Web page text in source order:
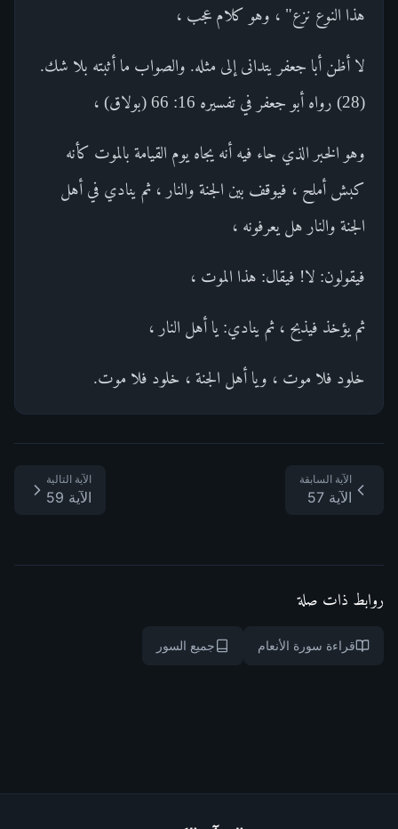
هذا النوع نزع" ، وهو كلام عجب ،
لا أظن أبا جعفر يتدانى إلى مثله. والصواب ما أثبته بلا شك.
(28) رواه أبو جعفر في تفسيره 16: 66 (بولاق) ،
وهو الخبر الذي جاء فيه أنه يجاه يوم القيامة بالموت كأنه
كبش أملح ، فيوقف بين الجنة والنار ، ثم ينادي في أهل
الجنة والنار هل يعرفونه ،
فيقولون: لا! فيقال: هذا الموت ،
ثم يؤخذ فيذبح ، ثم ينادي: يا أهل النار ،
خلود فلا موت ، ويا أهل الجنة ، خلود فلا موت.
الآية السابقة
الآية 57
الآية التالية
الآية 59
روابط ذات صلة
قراءة سورة الأنعام جميع السور